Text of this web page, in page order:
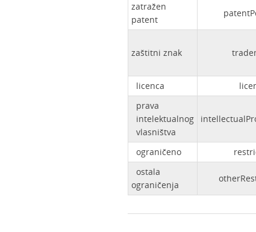
zatražen
patent
zaštitni znak
licenca
prava
intelektualnog
vlasništva
ograničeno
ostala
ograničenja